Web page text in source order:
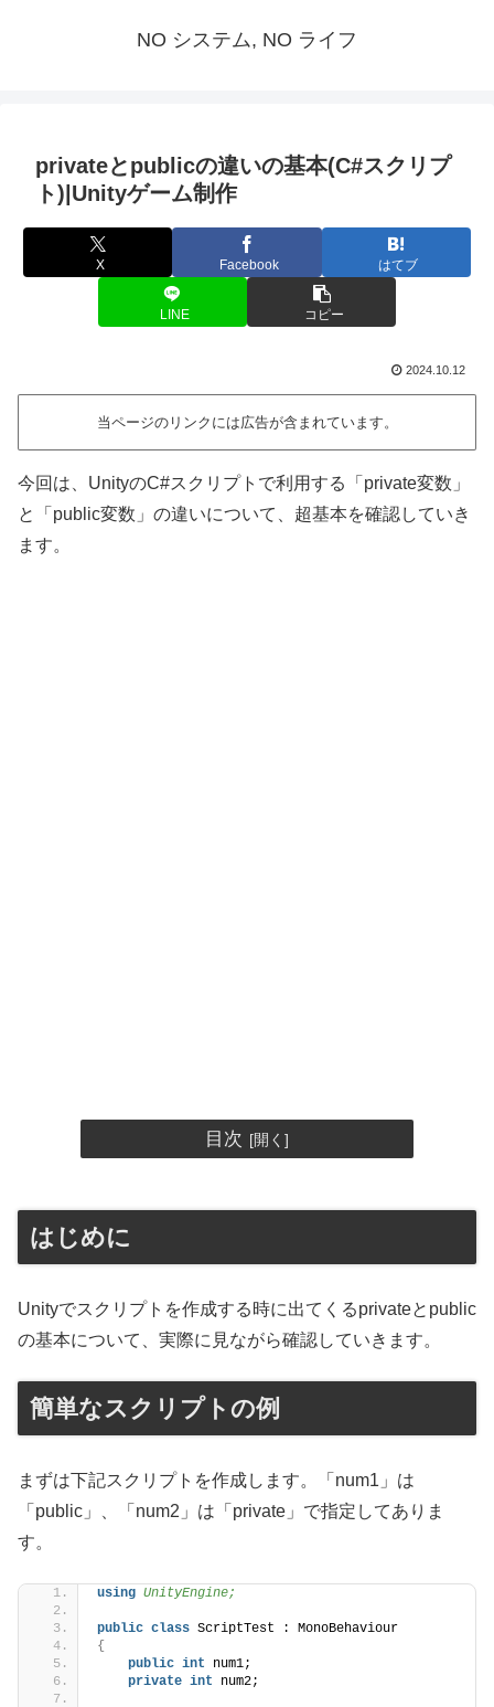
NO システム, NO ライフ
privateとpublicの違いの基本(C#スクリプ
ト)|Unityゲーム制作
X Facebook はてブ
LINE コピー
2024.10.12
当ページのリンクには広告が含まれています。
今回は、UnityのC#スクリプトで利用する「private変数」
と「public変数」の違いについて、超基本を確認していき
ます。
目次
はじめに
Unityでスクリプトを作成する時に出てくるprivateとpublic
の基本について、実際に見ながら確認していきます。
簡単なスクリプトの例
まずは下記スクリプトを作成します。「num1」は
「public」、「num2」は「private」で指定してありま
す。
using UnityEngine;
public class ScriptTest : MonoBehaviour
{
public int num1;
private int num2;